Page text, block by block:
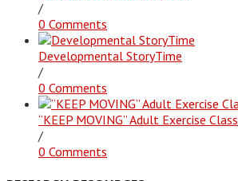
/
0 Comments
Developmental StoryTime
/
0 Comments
“KEEP MOVING” Adult Exercise Class
/
0 Comments